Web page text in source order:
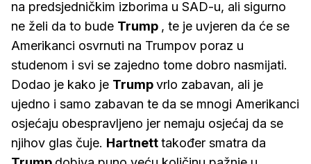
na predsjedničkim izborima u SAD-u, ali sigurno
ne želi da to bude Trump , te je uvjeren da će se
Amerikanci osvrnuti na Trumpov poraz u
studenom i svi se zajedno tome dobro nasmijati.
Dodao je kako je Trumpvrlo zabavan, ali je
ujedno i samo zabavan te da se mnogi Amerikanci
osjećaju obespravljeno jer nemaju osjećaj da se
njihov glas čuje. Hartnetttakođer smatra da